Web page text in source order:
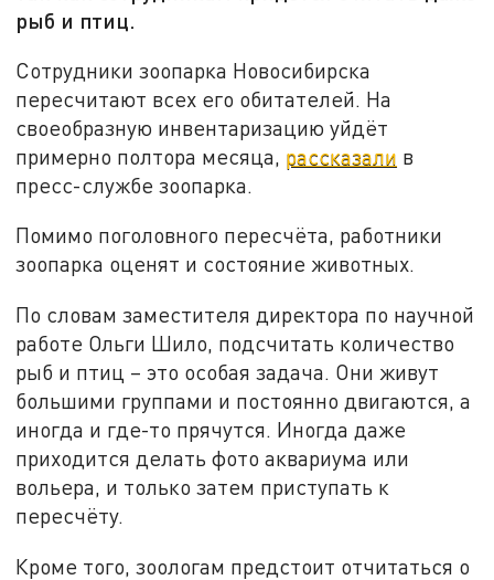
рыб и птиц.
Сотрудники зоопарка Новосибирска
пересчитают всех его обитателей. На
своеобразную инвентаризацию уйдёт
примерно полтора месяца, рассказали в
пресс-службе зоопарка.
Помимо поголовного пересчёта, работники
зоопарка оценят и состояние животных.
По словам заместителя директора по научной
работе Ольги Шило, подсчитать количество
рыб и птиц – это особая задача. Они живут
большими группами и постоянно двигаются, а
иногда и где-то прячутся. Иногда даже
приходится делать фото аквариума или
вольера, и только затем приступать к
пересчёту.
Кроме того, зоологам предстоит отчитаться о